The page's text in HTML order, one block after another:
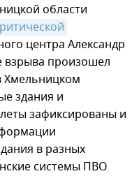
области
центра Александр
взрыва произошел
Хмельницком
здания и
зафиксированы и
в разных
системы ПВО